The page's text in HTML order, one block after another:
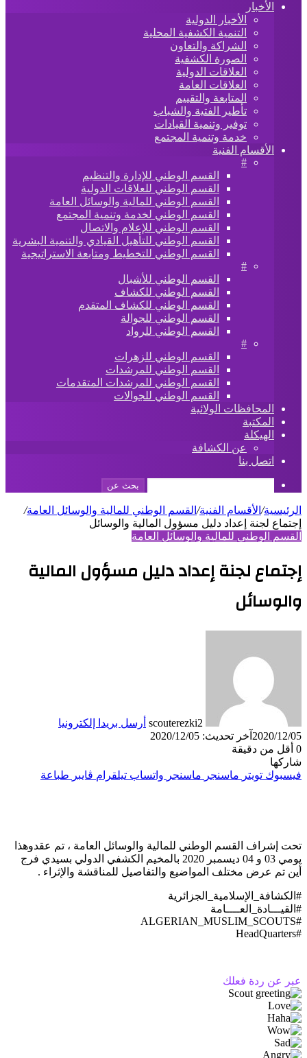
الأخبار
الأخبار الدولية
التنمية الكشفية المحلية
الشراكة والتعاون
الصورة الكشفية
العلاقات الدولية
العلاقات العامة
المتابعة والتقييم
تأطير الفتية والشباب
توفير وتنمية القيادات
خدمة وتنمية المجتمع
الأقسام الفنية
#
القسم الوطني للإدارة والتنظيم
القسم الوطني للعلاقات الدولية
القسم الوطني للمالية والوسائل العامة
القسم الوطني لخدمة وتنمية المجتمع
القسم الوطني للإعلام والاتصال
القسم الوطني للتأهيل القيادي والتنمية البشرية
القسم الوطني للتخطيط ومتابعة الاستراتيجية
#
القسم الوطني للأشبال
القسم الوطني للكشاف
القسم الوطني للكشاف المتقدم
القسم الوطني للجوالة
القسم الوطني للرواد
#
القسم الوطني للزهرات
القسم الوطني للمرشدات
القسم الوطني للمرشدات المتقدمات
القسم الوطني للجوالات
المحافظات الولائية
المكتبة
الهيكلة
عن الكشافة
اتصل بنا
بحث عن
الرئيسية/ الأقسام الفنية/ القسم الوطني للمالية والوسائل العامة/
إجتماع لجنة إعداد دليل مسؤول المالية والوسائل
القسم الوطني للمالية والوسائل العامة
إجتماع لجنة إعداد دليل مسؤول المالية
والوسائل
scouterezki2 أرسل بريدا إلكترونيا
2020/12/05 آخر تحديث: 2020/12/05
0 أقل من دقيقة
شاركها
فيسبوك تويتر ماسنجر ماسنجر واتساب تيلقرام ڤايبر طباعة
تحت إشراف القسم الوطني للمالية والوسائل العامة ، تم عقدوهذا
يومي 03 و 04 ديسمبر 2020 بالمخيم الكشفي الدولي بسيدي فرج
أين تم عرض مختلف المواضيع والتفاصيل للمناقشة والإثراء .
#الكشافة_الإسلامية_الجزائرية
#القيـــادة_العــــامة
#ALGERIAN_MUSLIM_SCOUTS
#HeadQuarters
عبر عن ردة فعلك